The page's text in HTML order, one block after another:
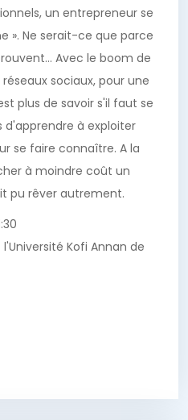
un entrepreneur se
». Ne serait-ce que parce
Avec le boom de
sociaux, pour une
plus de savoir s'il faut se
d'apprendre à exploiter
se faire connaître. A la
à moindre coût un
pu rêver autrement.
Kofi Annan de